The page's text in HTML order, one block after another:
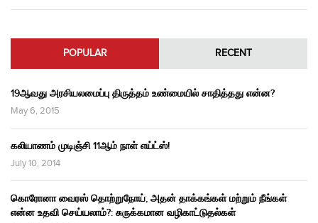
POPULAR RECENT
19ஆவது அரசியலமைப்பு திருத்தம் உண்மையில் சாதித்தது என்ன?
May 6, 2015
கலியாணம் முடிஞ்சி 11ஆம் நாள் எய்ட்ஸ்!
July 10, 2014
கொரோனா வைரஸ் தொற்றுநோய், அதன் தாக்கங்கள் மற்றும் நீங்கள்
என்ன உதவி செய்யலாம்?: சுருக்கமான வழிகாட்டுதல்கள்